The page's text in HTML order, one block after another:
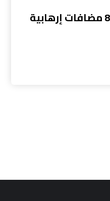
الطيران العراقي يدمر 8 مضافات إرهابية